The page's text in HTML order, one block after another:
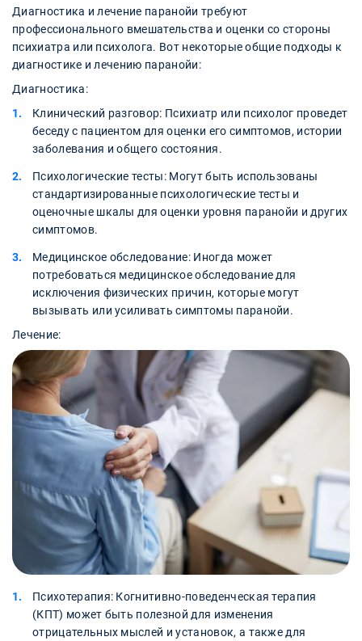
Диагностика и лечение паранойи требуют
профессионального вмешательства и оценки со стороны
психиатра или психолога. Вот некоторые общие подходы к
диагностике и лечению паранойи:
Диагностика:
Клинический разговор: Психиатр или психолог проведет
беседу с пациентом для оценки его симптомов, истории
заболевания и общего состояния.
Психологические тесты: Могут быть использованы
стандартизированные психологические тесты и
оценочные шкалы для оценки уровня паранойи и других
симптомов.
Медицинское обследование: Иногда может
потребоваться медицинское обследование для
исключения физических причин, которые могут
вызывать или усиливать симптомы паранойи.
Лечение:
Психотерапия: Когнитивно-поведенческая терапия
(КПТ) может быть полезной для изменения
отрицательных мыслей и установок, а также для